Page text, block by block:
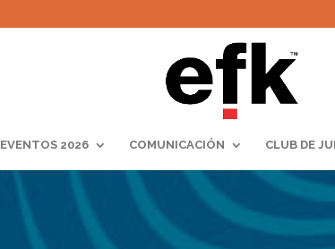
EVENTOS 2026 COMUNICACIÓN CLUB DE